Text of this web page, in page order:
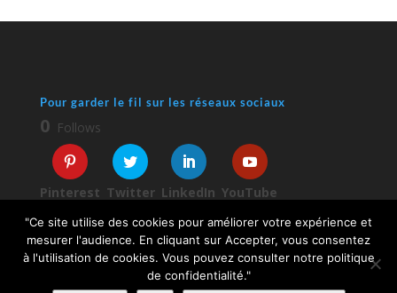
Pour garder le fil sur les réseaux sociaux
0 Follows
Pinterest Twitter LinkedIn YouTube
"Ce site utilise des cookies pour améliorer votre expérience et
mesurer l'audience. En cliquant sur Accepter, vous consentez
à l'utilisation de cookies. Vous pouvez consulter notre politique
de confidentialité."